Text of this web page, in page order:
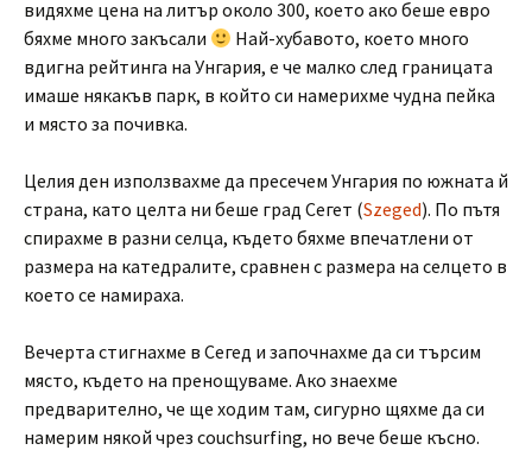
видяхме цена на литър около 300, което ако беше евро
бяхме много закъсали
Най-хубавото, което много
вдигна рейтинга на Унгария, е че малко след границата
имаше някакъв парк, в който си намерихме чудна пейка
и място за почивка.
Целия ден използвахме да пресечем Унгария по южната й
страна, като целта ни беше град Сегет (Szeged). По пътя
спирахме в разни селца, където бяхме впечатлени от
размера на катедралите, сравнен с размера на селцето в
което се намираха.
Вечерта стигнахме в Сегед и започнахме да си търсим
място, където на пренощуваме. Ако знаехме
предварително, че ще ходим там, сигурно щяхме да си
намерим някой чрез couchsurfing, но вече беше късно.